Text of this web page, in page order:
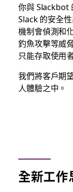
你與 Slackbot
Slack 的安全
機制會偵測和
釣魚攻擊等威
只能存取使用
我們將客戶期
人體驗之中。
全新工作